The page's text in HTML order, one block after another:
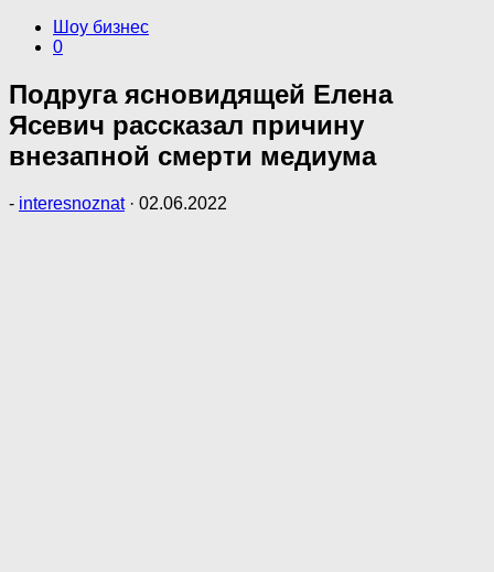
Шоу бизнес
0
Подруга ясновидящей Елена
Ясевич рассказал причину
внезапной смерти медиума
- interesnoznat · 02.06.2022